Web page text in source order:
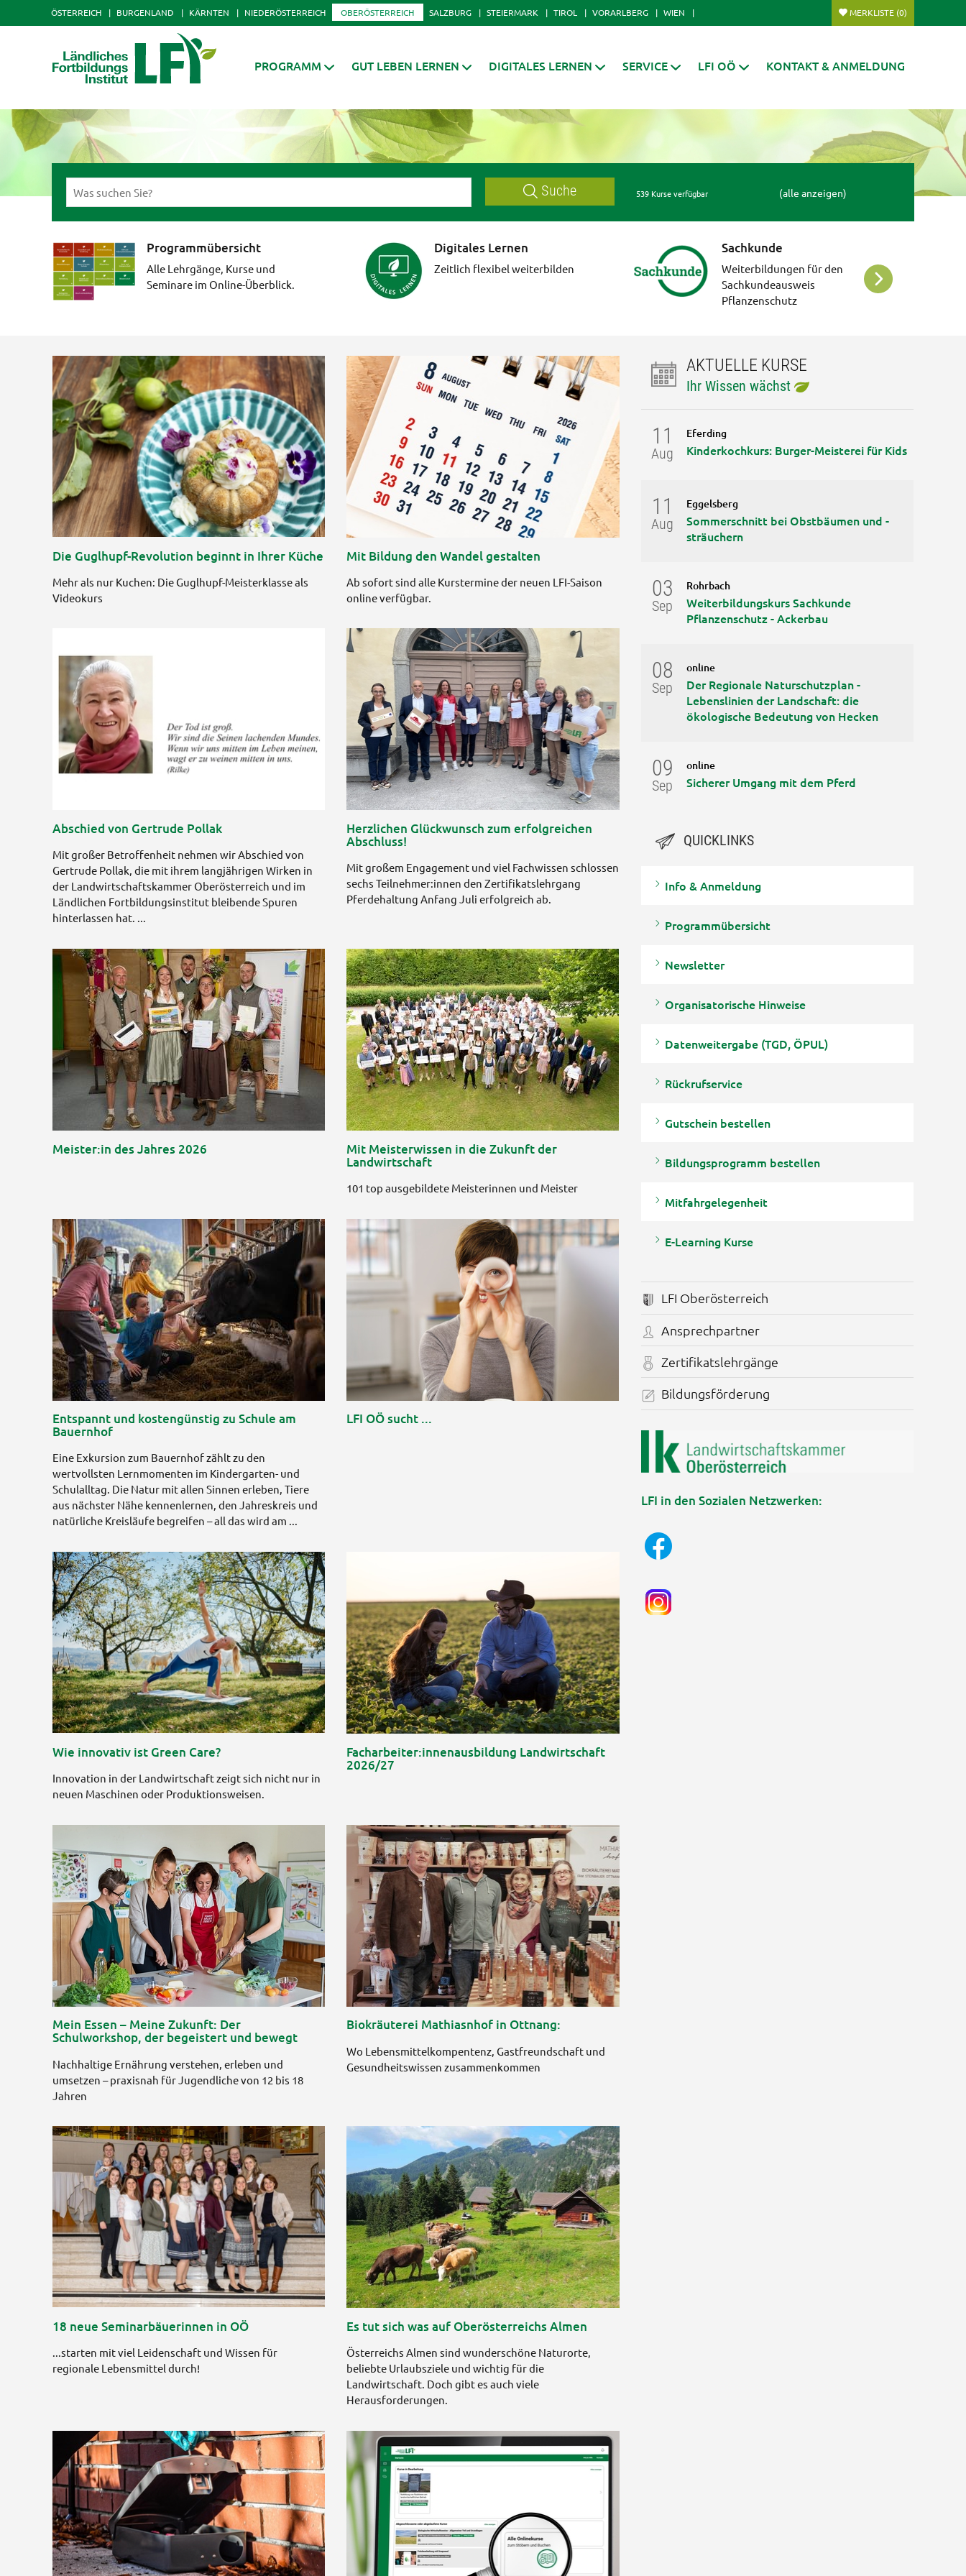
ÖSTERREICH BURGENLAND KÄRNTEN NIEDERÖSTERREICH OBERÖSTERREICH SALZBURG STEIERMARK TIROL VORARLBERG WIEN MERKLISTE (0)
PROGRAMM GUT LEBEN LERNEN DIGITALES LERNEN SERVICE LFI OÖ KONTAKT & ANMELDUNG
Suche 539 Kurse verfügbar (alle anzeigen)
Programmübersicht
Alle Lehrgänge, Kurse und
Seminare im Online-Überblick.
Digitales Lernen
Zeitlich flexibel weiterbilden
Sachkunde
Weiterbildungen für den
Sachkundeausweis
Pflanzenschutz
Die Guglhupf-Revolution beginnt in Ihrer Küche
Mehr als nur Kuchen: Die Guglhupf-Meisterklasse als
Videokurs
Mit Bildung den Wandel gestalten
Ab sofort sind alle Kurstermine der neuen LFI-Saison
online verfügbar.
Abschied von Gertrude Pollak
Mit großer Betroffenheit nehmen wir Abschied von
Gertrude Pollak, die mit ihrem langjährigen Wirken in
der Landwirtschaftskammer Oberösterreich und im
Ländlichen Fortbildungsinstitut bleibende Spuren
hinterlassen hat. ...
Herzlichen Glückwunsch zum erfolgreichen
Abschluss!
Mit großem Engagement und viel Fachwissen schlossen
sechs Teilnehmer:innen den Zertifikatslehrgang
Pferdehaltung Anfang Juli erfolgreich ab.
Meister:in des Jahres 2026 Mit Meisterwissen in die Zukunft der
Landwirtschaft
101 top ausgebildete Meisterinnen und Meister
Entspannt und kostengünstig zu Schule am
Bauernhof
Eine Exkursion zum Bauernhof zählt zu den
wertvollsten Lernmomenten im Kindergarten- und
Schulalltag. Die Natur mit allen Sinnen erleben, Tiere
aus nächster Nähe kennenlernen, den Jahreskreis und
natürliche Kreisläufe begreifen – all das wird am ...
LFI OÖ sucht ...
Wie innovativ ist Green Care?
Innovation in der Landwirtschaft zeigt sich nicht nur in
neuen Maschinen oder Produktionsweisen.
Facharbeiter:innenausbildung Landwirtschaft
2026/27
Mein Essen – Meine Zukunft: Der
Schulworkshop, der begeistert und bewegt
Nachhaltige Ernährung verstehen, erleben und
umsetzen – praxisnah für Jugendliche von 12 bis 18
Jahren
Biokräuterei Mathiasnhof in Ottnang:
Wo Lebensmittelkompentenz, Gastfreundschaft und
Gesundheitswissen zusammenkommen
18 neue Seminarbäuerinnen in OÖ
...starten mit viel Leidenschaft und Wissen für
regionale Lebensmittel durch!
Es tut sich was auf Oberösterreichs Almen
Österreichs Almen sind wunderschöne Naturorte,
beliebte Urlaubsziele und wichtig für die
Landwirtschaft. Doch gibt es auch viele
Herausforderungen.
AKTUELLE KURSE
Ihr Wissen wächst
11
Aug
Eferding
Kinderkochkurs: Burger-Meisterei für Kids
11
Aug
Eggelsberg
Sommerschnitt bei Obstbäumen und -
sträuchern
03
Sep
Rohrbach
Weiterbildungskurs Sachkunde
Pflanzenschutz - Ackerbau
08
Sep
online
Der Regionale Naturschutzplan -
Lebenslinien der Landschaft: die
ökologische Bedeutung von Hecken
09
Sep
online
Sicherer Umgang mit dem Pferd
QUICKLINKS
Info & Anmeldung
Programmübersicht
Newsletter
Organisatorische Hinweise
Datenweitergabe (TGD, ÖPUL)
Rückrufservice
Gutschein bestellen
Bildungsprogramm bestellen
Mitfahrgelegenheit
E-Learning Kurse
LFI Oberösterreich
Ansprechpartner
Zertifikatslehrgänge
Bildungsförderung
LFI in den Sozialen Netzwerken: